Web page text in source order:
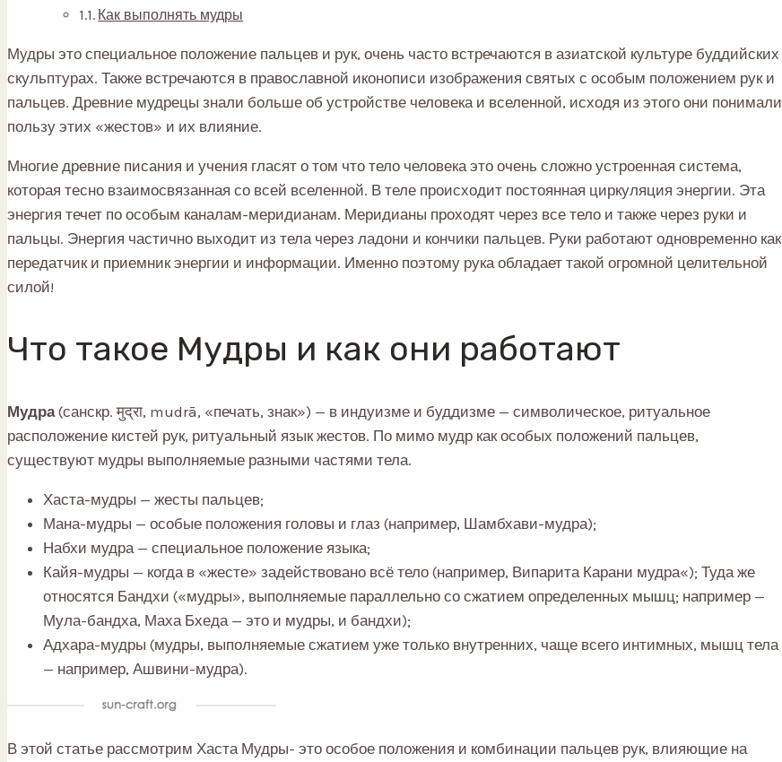
Как выполнять мудры
Мудры это специальное положение пальцев и рук, очень часто встречаются в азиатской культуре буддийских
скульптурах. Также встречаются в православной иконописи изображения святых с особым положением рук и
пальцев. Древние мудрецы знали больше об устройстве человека и вселенной, исходя из этого они понимали
пользу этих «жестов» и их влияние.
Многие древние писания и учения гласят о том что тело человека это очень сложно устроенная система,
которая тесно взаимосвязанная со всей вселенной. В теле происходит постоянная циркуляция энергии. Эта
энергия течет по особым каналам-меридианам. Меридианы проходят через все тело и также через руки и
пальцы. Энергия частично выходит из тела через ладони и кончики пальцев. Руки работают одновременно как
передатчик и приемник энергии и информации. Именно поэтому рука обладает такой огромной целительной
силой!
Что такое Мудры и как они работают
Мудра(санскр.मुद्रा, mudrā, «печать, знак») — в индуизме и буддизме — символическое, ритуальное
расположение кистей рук, ритуальный язык жестов. По мимо мудр как особых положений пальцев,
существуют мудры выполняемые разными частями тела.
Хаста-мудры — жесты пальцев;
Мана-мудры — особые положения головы и глаз (например, Шамбхави-мудра);
Набхи мудра — специальное положение языка;
Кайя-мудры — когда в «жесте» задействовано всё тело (например, Випарита Карани мудра«); Туда же
относятся Бандхи («мудры», выполняемые параллельно со сжатием определенных мышц; например —
Мула-бандха, Маха Бхеда — это и мудры, и бандхи);
Адхара-мудры (мудры, выполняемые сжатием уже только внутренних, чаще всего интимных, мышц тела
— например, Ашвини-мудра).
В этой статье рассмотрим Хаста Мудры- это особое положения и комбинации пальцев рук, влияющие на